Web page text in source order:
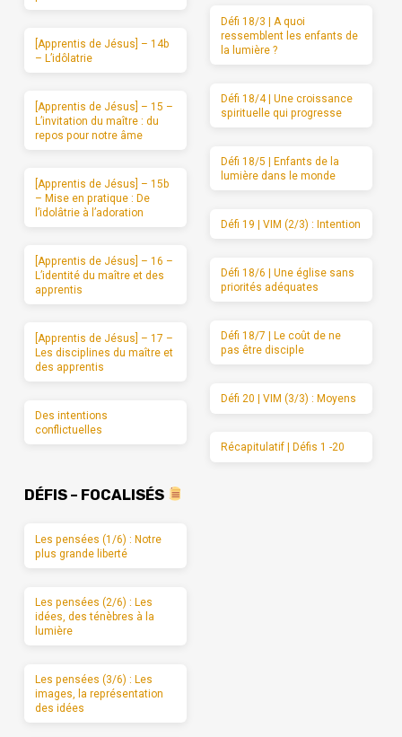
[Apprentis de Jésus] – 14b
– L’idôlatrie
[Apprentis de Jésus] – 15 –
L’invitation du maître : du
repos pour notre âme
[Apprentis de Jésus] – 15b
– Mise en pratique : De
l’idolâtrie à l’adoration
[Apprentis de Jésus] – 16 –
L’identité du maître et des
apprentis
[Apprentis de Jésus] – 17 –
Les disciplines du maître et
des apprentis
Des intentions
conflictuelles
Défi 18/3 | A quoi
ressemblent les enfants de
la lumière ?
Défi 18/4 | Une croissance
spirituelle qui progresse
Défi 18/5 | Enfants de la
lumière dans le monde
Défi 19 | VIM (2/3) : Intention
Défi 18/6 | Une église sans
priorités adéquates
Défi 18/7 | Le coût de ne
pas être disciple
Défi 20 | VIM (3/3) : Moyens
Récapitulatif | Défis 1 -20
DÉFIS – FOCALISÉS
Les pensées (1/6) : Notre
plus grande liberté
Les pensées (2/6) : Les
idées, des ténèbres à la
lumière
Les pensées (3/6) : Les
images, la représentation
des idées